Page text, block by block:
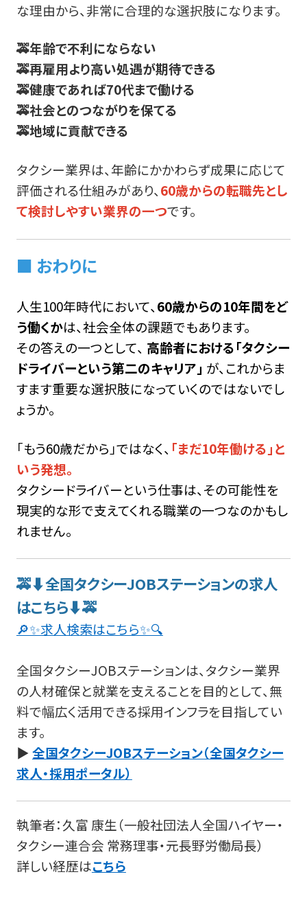
な理由から、非常に合理的な選択肢になります。
🚕年齢で不利にならない
🚕再雇用より高い処遇が期待できる
🚕健康であれば70代まで働ける
🚕社会とのつながりを保てる
🚕地域に貢献できる
タクシー業界は、年齢にかかわらず成果に応じて
評価される仕組みがあり、60歳からの転職先とし
て検討しやすい業界の一つです。
■ おわりに
人生100年時代において、60歳からの10年間をど
う働くかは、社会全体の課題でもあります。
その答えの一つとして、 高齢者における「タクシー
ドライバーという第二のキャリア」 が、これからま
すます重要な選択肢になっていくのではないでし
ょうか。
「もう60歳だから」ではなく、 「まだ10年働ける」と
いう発想。
タクシードライバーという仕事は、その可能性を
現実的な形で支えてくれる職業の一つなのかもし
れません。
🚕⬇️全国タクシーJOBステーションの求人
はこちら⬇️🚕
🔎✨求人検索はこちら✨🔍
全国タクシーJOBステーションは、タクシー業界
の人材確保と就業を支えることを目的として、無
料で幅広く活用できる採用インフラを目指してい
ます。
▶ 全国タクシーJOBステーション（全国タクシー
求人・採用ポータル）
執筆者：久富 康生（一般社団法人全国ハイヤー・
タクシー連合会 常務理事・元長野労働局長）
詳しい経歴はこちら